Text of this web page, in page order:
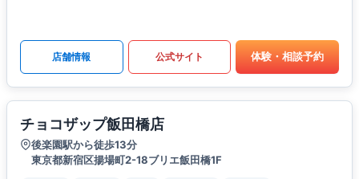
店舗情報 公式サイト 体験・相談予約
チョコザップ飯田橋店
後楽園駅から徒歩13分
東京都新宿区揚場町2-18ブリエ飯田橋1F